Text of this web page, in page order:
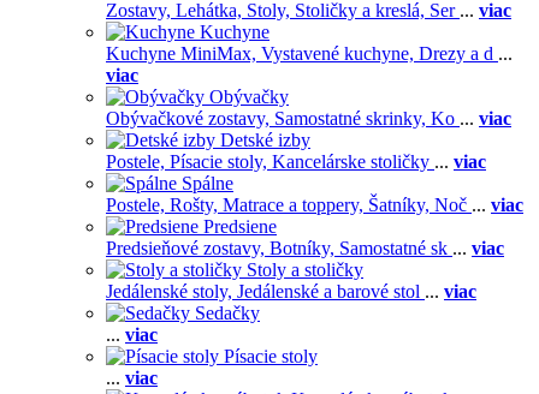
Zostavy, Lehátka, Stoly, Stoličky a kreslá, Ser ... viac
Kuchyne
Kuchyne MiniMax, Vystavené kuchyne, Drezy a d ...
viac
Obývačky
Obývačkové zostavy, Samostatné skrinky, Ko ... viac
Detské izby
Postele, Písacie stoly, Kancelárske stoličky ... viac
Spálne
Postele, Rošty, Matrace a toppery, Šatníky, Noč ... viac
Predsiene
Predsieňové zostavy, Botníky, Samostatné sk ... viac
Stoly a stoličky
Jedálenské stoly, Jedálenské a barové stol ... viac
Sedačky
... viac
Písacie stoly
... viac